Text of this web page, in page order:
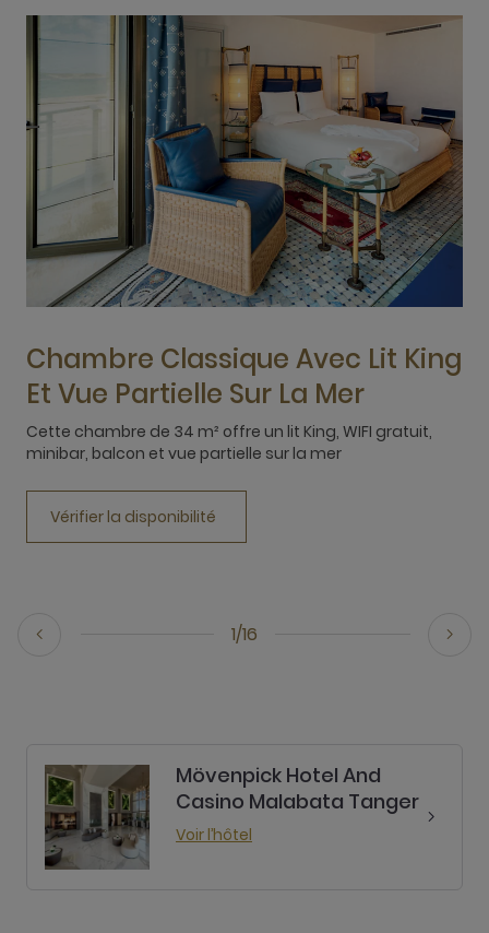
1/16
Chambre Classique Avec Lit King
Et Vue Partielle Sur La Mer
Cette chambre de 34 m² offre un lit King, WIFI gratuit,
minibar, balcon et vue partielle sur la mer
Vérifier la disponibilité
Mövenpick Hotel And
Casino Malabata Tanger
Voir l’hôtel